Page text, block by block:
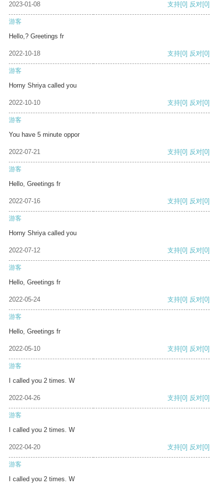
2023-01-08 支持[0] 反对[0]
游客
Hello,? Greetings fr
2022-10-18 支持[0] 反对[0]
游客
Horny Shriya called you
2022-10-10 支持[0] 反对[0]
游客
You have 5 minute oppor
2022-07-21 支持[0] 反对[0]
游客
Hello, Greetings fr
2022-07-16 支持[0] 反对[0]
游客
Horny Shriya called you
2022-07-12 支持[0] 反对[0]
游客
Hello, Greetings fr
2022-05-24 支持[0] 反对[0]
游客
Hello, Greetings fr
2022-05-10 支持[0] 反对[0]
游客
I called you 2 times. W
2022-04-26 支持[0] 反对[0]
游客
I called you 2 times. W
2022-04-20 支持[0] 反对[0]
游客
I called you 2 times. W